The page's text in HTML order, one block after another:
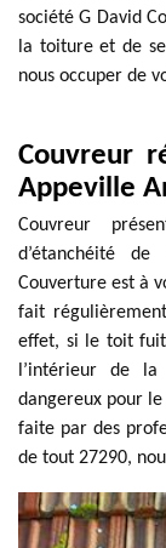
société G David
la toiture et de
nous occuper de
Couvreur
Appeville
Couvreur
d’étanchéité
Couverture est à
fait
effet, si le toit
l’intérieur de
dangereux pour
faite par des
de tout 27290,